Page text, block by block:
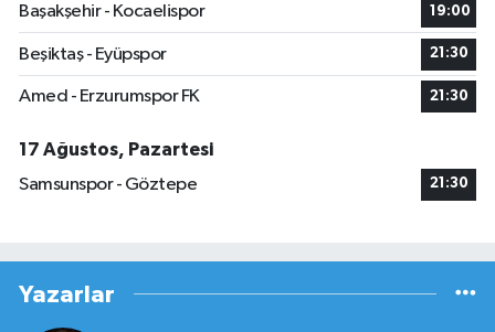
Başakşehir - Kocaelispor
19:00
Beşiktaş - Eyüpspor 21:30
Amed - Erzurumspor FK 21:30
17 Ağustos, Pazartesi
Samsunspor - Göztepe
21:30
Yazarlar